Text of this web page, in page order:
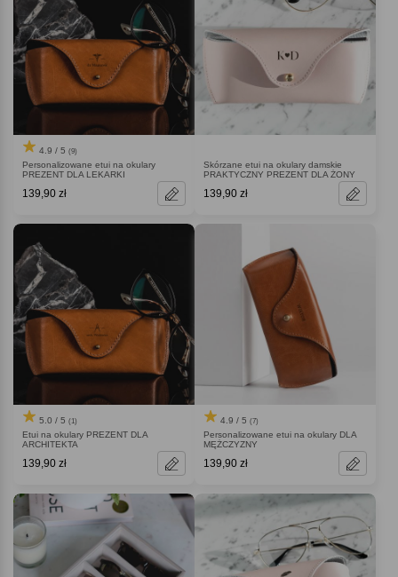
4.9 / 5 (9)
Personalizowane etui na okulary
PREZENT DLA LEKARKI
139,90 zł
Skórzane etui na okulary damskie
PRAKTYCZNY PREZENT DLA ŻONY
139,90 zł
5.0 / 5 (1)
Etui na okulary PREZENT DLA
ARCHITEKTA
139,90 zł
4.9 / 5 (7)
Personalizowane etui na okulary DLA
MĘŻCZYZNY
139,90 zł